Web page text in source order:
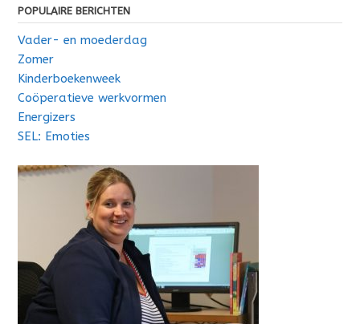
POPULAIRE BERICHTEN
Vader- en moederdag
Zomer
Kinderboekenweek
Coöperatieve werkvormen
Energizers
SEL: Emoties